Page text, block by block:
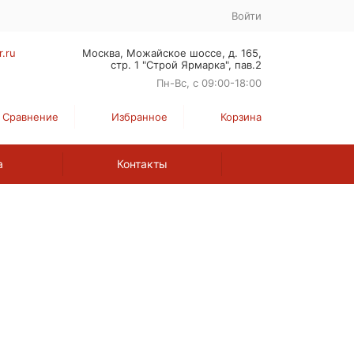
Войти
Москва, Можайское шоссе, д. 165,
стр. 1 "Строй Ярмарка", пав.2
Пн-Вс, с 09:00-18:00
Сравнение Избранное Корзина
Контакты